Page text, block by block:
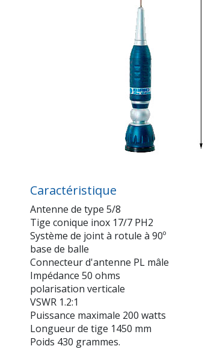
Caractéristique
Antenne de type 5/8
Tige conique inox 17/7 PH2
Système de joint à rotule à 90º
base de balle
Connecteur d'antenne PL mâle
Impédance 50 ohms
polarisation verticale
VSWR 1.2:1
Puissance maximale 200 watts
Longueur de tige 1450 mm
Poids 430 grammes.